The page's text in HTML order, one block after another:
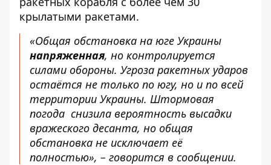
крылатыми ракетами.
«Общая обстановка на юге Украины
напряженная, но контролируется
силами обороны. Угроза ракетных ударов
остаётся не только по югу, но и по всей
территории Украины. Штормовая
погода снизила вероятность высадки
вражеского десанта, но общая
обстановка не исключает её
полностью», – говорится в сообщении.